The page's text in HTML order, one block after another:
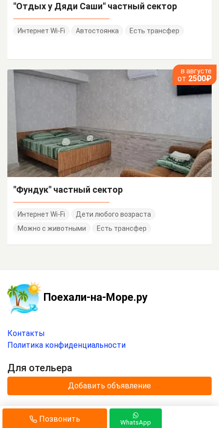
Позвонить WhatsApp
"Отдых у Дяди Саши" частный сектор
Интернет Wi-Fi Автостоянка Есть трансфер
в августе
от 2500₽
"Фундук" частный сектор
Интернет Wi-Fi
Дети любого возраста
Можно с животными
Есть трансфер
Поехали-на-Море.ру
Контакты
Политика конфиденциальности
Для отельера
Добавить объявление
© 2020 —2026г.
Отдых на море с«Поехали-на-Море.ру»